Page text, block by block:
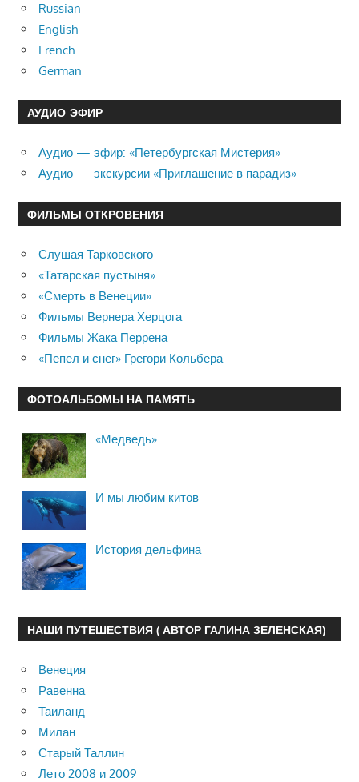
Russian
English
French
German
АУДИО-ЭФИР
Аудио — эфир: «Петербургская Мистерия»
Аудио — экскурсии «Приглашение в парадиз»
ФИЛЬМЫ ОТКРОВЕНИЯ
Слушая Тарковского
«Татарская пустыня»
«Смерть в Венеции»
Фильмы Вернера Херцога
Фильмы Жака Перрена
«Пепел и снег» Грегори Кольбера
ФОТОАЛЬБОМЫ НА ПАМЯТЬ
«Медведь»
И мы любим китов
История дельфина
НАШИ ПУТЕШЕСТВИЯ ( АВТОР ГАЛИНА ЗЕЛЕНСКАЯ)
Венеция
Равенна
Таиланд
Милан
Старый Таллин
Лето 2008 и 2009